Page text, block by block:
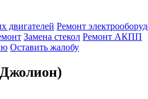
двигателей Ремонт
Замена стекол Ремонт АКПП
Оставить жалобу